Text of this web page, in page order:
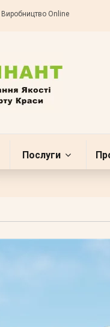
Виробництво Online
Послуги